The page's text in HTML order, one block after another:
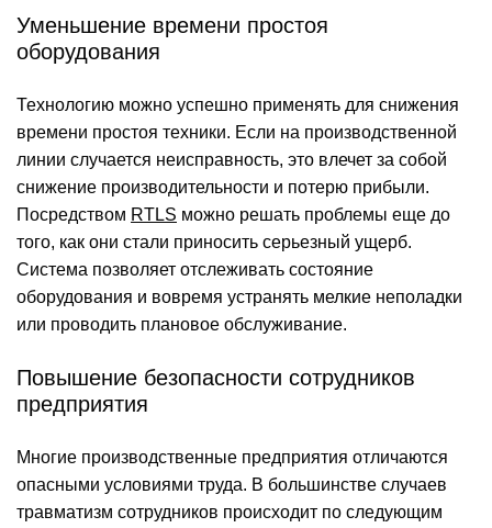
Уменьшение времени простоя
оборудования
Технологию можно успешно применять для снижения
времени простоя техники. Если на производственной
линии случается неисправность, это влечет за собой
снижение производительности и потерю прибыли.
Посредством RTLS можно решать проблемы еще до
того, как они стали приносить серьезный ущерб.
Система позволяет отслеживать состояние
оборудования и вовремя устранять мелкие неполадки
или проводить плановое обслуживание.
Повышение безопасности сотрудников
предприятия
Многие производственные предприятия отличаются
опасными условиями труда. В большинстве случаев
травматизм сотрудников происходит по следующим